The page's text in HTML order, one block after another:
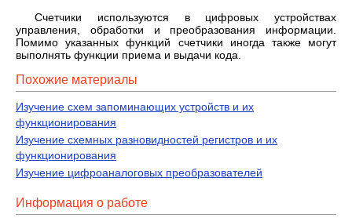
Счетчики используются в цифровых устройствах
управления, обработки и преобразования информации.
Помимо указанных функций счетчики иногда также могут
выполнять функции приема и выдачи кода.
Похожие материалы
Изучение схем запоминающих устройств и их
функционирования
Изучение схемных разновидностей регистров и их
функционирования
Изучение цифроаналоговых преобразователей
Информация о работе